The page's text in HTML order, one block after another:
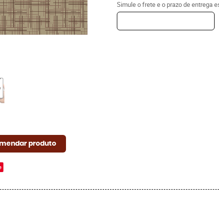
produto
Simule o frete e o prazo de entrega